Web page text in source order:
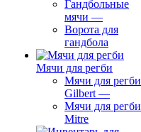
Гандбольные
мячи —
Ворота для
гандбола
Мячи для регби
Мячи для регби
Gilbert —
Мячи для регби
Mitre